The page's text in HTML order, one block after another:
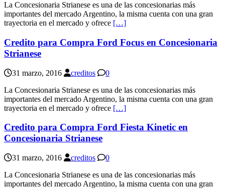
La Concesionaria Strianese es una de las concesionarias más
importantes del mercado Argentino, la misma cuenta con una gran
trayectoria en el mercado y ofrece […]
Credito para Compra Ford Focus en Concesionaria
Strianese
31 marzo, 2016 creditos
0
La Concesionaria Strianese es una de las concesionarias más
importantes del mercado Argentino, la misma cuenta con una gran
trayectoria en el mercado y ofrece […]
Credito para Compra Ford Fiesta Kinetic en
Concesionaria Strianese
31 marzo, 2016 creditos
0
La Concesionaria Strianese es una de las concesionarias más
importantes del mercado Argentino, la misma cuenta con una gran